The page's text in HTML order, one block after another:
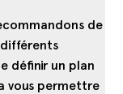
de
définir un plan
vous permettre